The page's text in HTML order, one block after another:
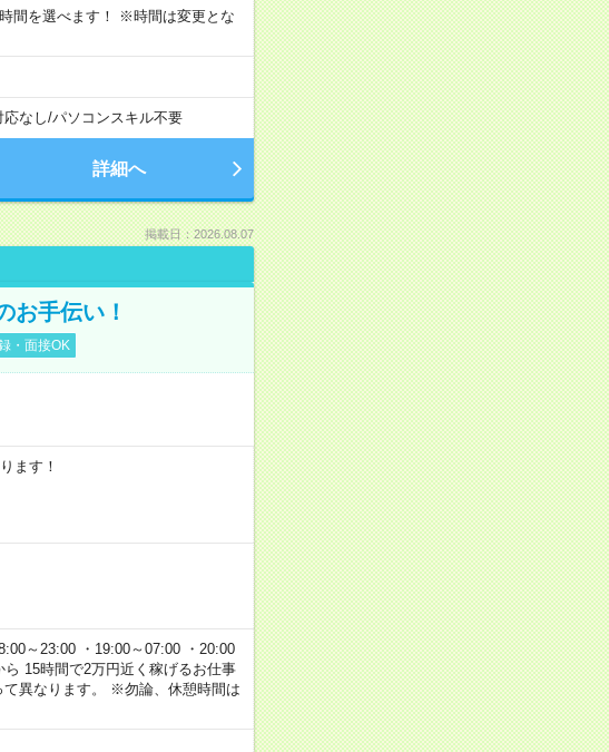
間を選べます！ ※時間は変更とな
なし/パソコンスキル不要
詳細へ
掲載日：2026.08.07
お手伝い！
・面接OK
ます！
～23:00 ・19:00～07:00 ・20:00
15時間で2万円近く稼げるお仕事
異なります。 ※勿論、休憩時間は